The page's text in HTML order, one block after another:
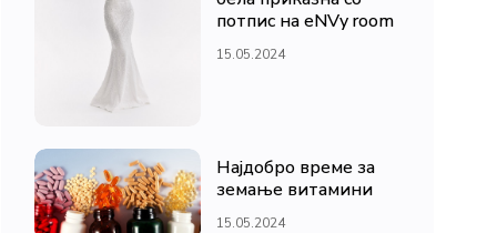
потпис на eNVy room
15.05.2024
Најдобро време за
земање витамини
15.05.2024